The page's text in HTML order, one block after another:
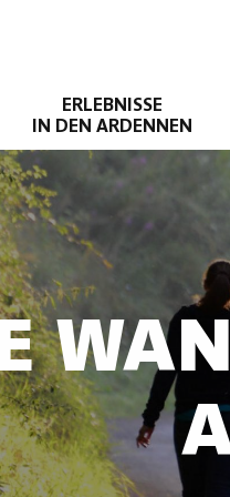
ERLEBNISSE
IN DEN ARDENNEN